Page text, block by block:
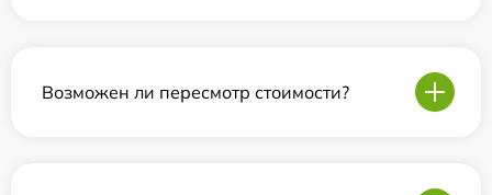
Возможен ли пересмотр стоимости?